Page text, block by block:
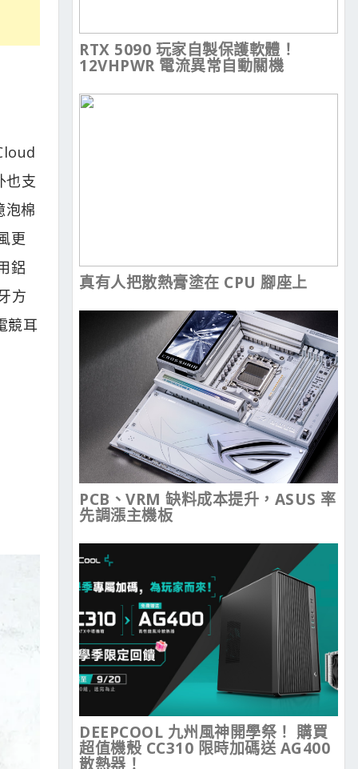
也支
泡棉
更
鋁
方
競耳
RTX 5090 玩家自製保護軟體！
12VHPWR 電流異常自動關機
真有人把散熱膏塗在 CPU 腳座上
PCB、VRM 缺料成本提升，ASUS 率
先調漲主機板
DEEPCOOL 九州風神開學祭！ 購買
超值機殼 CC310 限時加碼送 AG400
散熱器！